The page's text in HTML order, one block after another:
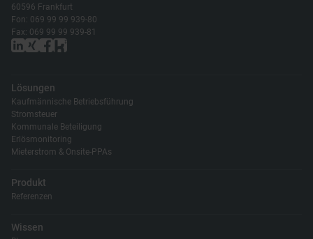
60596 Frankfurt
Fon: 069 99 99 939-80
Fax: 069 99 99 939-81
Lösungen
Kaufmännische Betriebsführung
Stromsteuer
Kommunale Beteiligung
Erlösmonitoring
Mieterstrom & Onsite-PPAs
Produkt
Referenzen
Wissen